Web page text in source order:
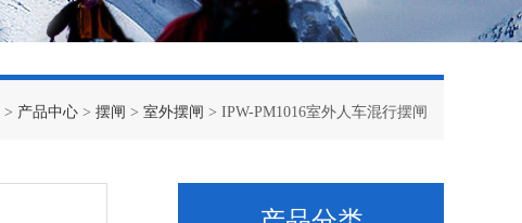
> 产品中心 > 摆闸 > 室外摆闸 > IPW-PM1016室外人车混行摆闸